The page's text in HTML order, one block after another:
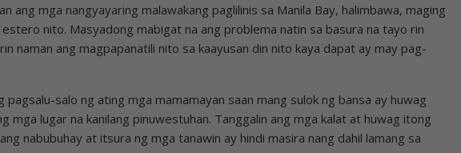
ang mga nangyayaring malawakang paglilinis sa Manila Bay, halimbawa, maging
nito. Masyadong mabigat na ang problema natin sa basura na tayo rin
naman ang magpapanatili nito sa kaayusan din nito kaya dapat ay may pag-
pagsalu-salo ng ating mga mamamayan saan mang sulok ng bansa ay huwag
mga lugar na kanilang pinuwestuhan. Tanggalin ang mga kalat at huwag itong
nabubuhay at itsura ng mga tanawin ay hindi masira nang dahil lamang sa